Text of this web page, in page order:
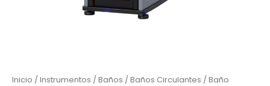
Inicio /Instrumentos /Baños /Baños Circulantes / Baño